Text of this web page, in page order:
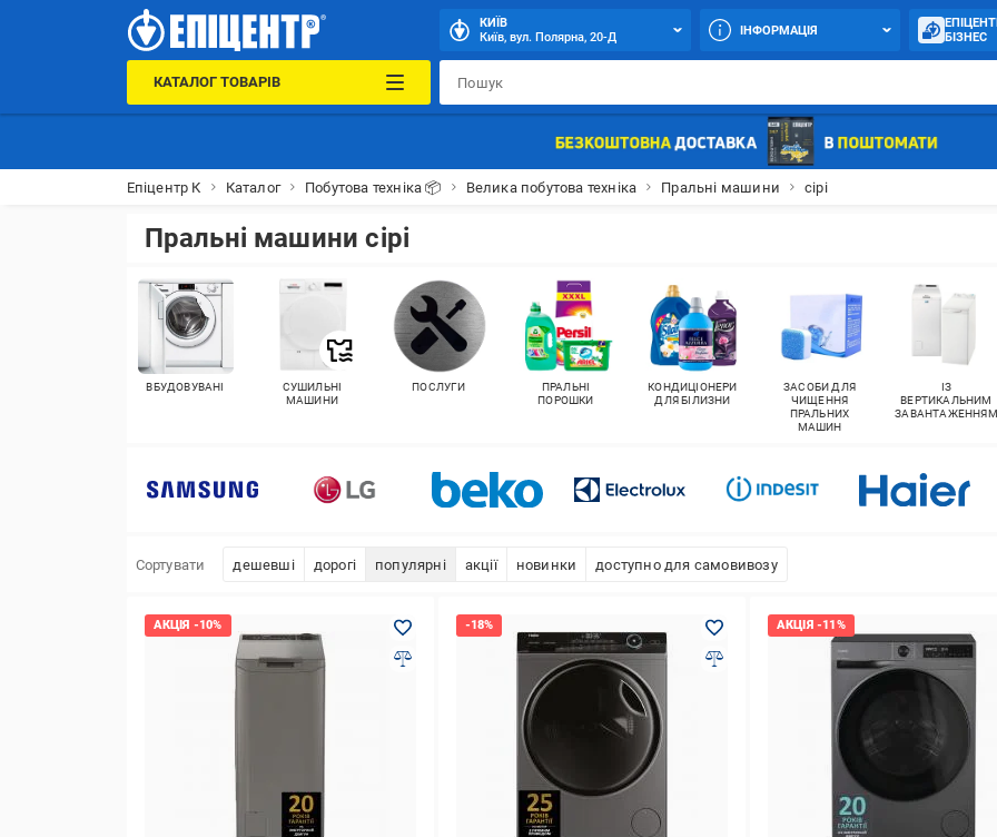
КИЇВ
Київ, вул. Полярна, 20-Д
ІНФОРМАЦІЯ
БІЗНЕС
КАТАЛОГ ТОВАРІВ
Епіцентр К Каталог Побутова техніка 📦 Велика побутова техніка Пральні машини сірі
Пральні машини сірі
ВБУДОВУВАНІ
СУШИЛЬНІ
МАШИНИ
ПОСЛУГИ
ПРАЛЬНІ
ПОРОШКИ
КОНДИЦІОНЕРИ
ДЛЯ БІЛИЗНИ
ЗАСОБИ ДЛЯ
ЧИЩЕННЯ
ПРАЛЬНИХ
МАШИН
ІЗ
ВЕРТИКАЛЬНИМ
ЗАВАНТАЖЕННЯМ
Сортувати дешевші дорогі популярні акції новинки доступно для самовивозу